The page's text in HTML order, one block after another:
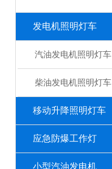
发电机照明灯车
汽油发电机照明灯车
柴油发电机照明灯车
移动升降照明灯车
应急防爆工作灯
小型汽油发电机